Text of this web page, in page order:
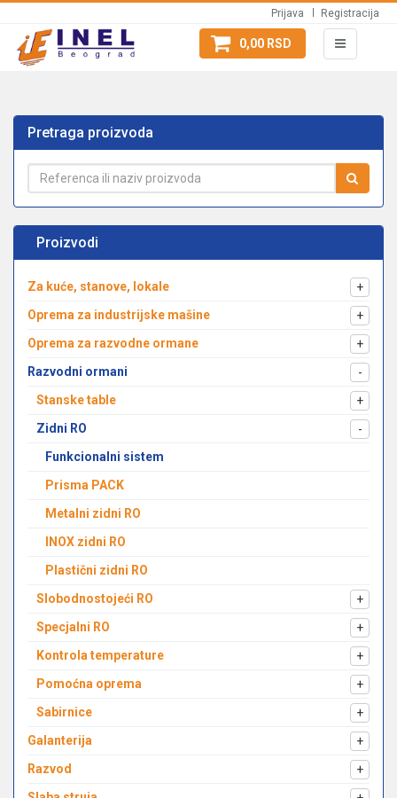
Prijava Registracija
0,00 RSD
Pretraga proizvoda
Proizvodi
Za kuće, stanove, lokale
+
Oprema za industrijske mašine
+
Oprema za razvodne ormane
+
Razvodni ormani
-
Stanske table
+
Zidni RO
-
Funkcionalni sistem
Prisma PACK
Metalni zidni RO
INOX zidni RO
Plastični zidni RO
Slobodnostojeći RO
+
Specjalni RO
+
Kontrola temperature
+
Pomoćna oprema
+
Sabirnice
+
Galanterija
+
Razvod
+